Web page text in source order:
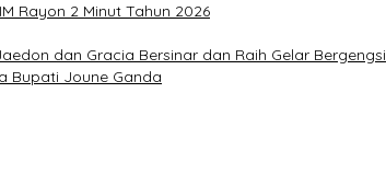
Rayon 2 Minut Tahun 2026
dan Gracia Bersinar dan Raih Gelar Bergengsi
Bupati Joune Ganda